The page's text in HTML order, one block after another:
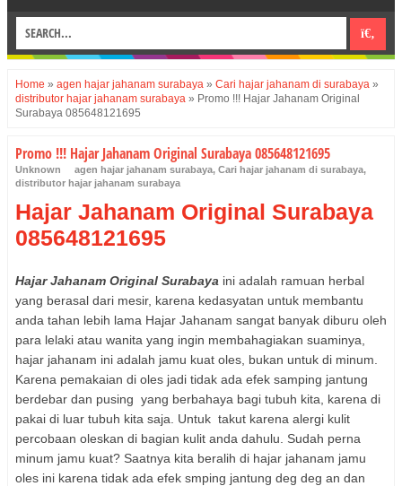
Home » agen hajar jahanam surabaya » Cari hajar jahanam di surabaya »
distributor hajar jahanam surabaya » Promo !!! Hajar Jahanam Original
Surabaya 085648121695
Promo !!! Hajar Jahanam Original Surabaya 085648121695
Unknown agen hajar jahanam surabaya, Cari hajar jahanam di surabaya,
distributor hajar jahanam surabaya
Hajar Jahanam Original Surabaya
085648121695
Hajar Jahanam Original Surabaya ini adalah ramuan herbal
yang berasal dari mesir, karena kedasyatan untuk membantu
anda tahan lebih lama Hajar Jahanam sangat banyak diburu oleh
para lelaki atau wanita yang ingin membahagiakan suaminya,
hajar jahanam ini adalah jamu kuat oles, bukan untuk di minum.
Karena pemakaian di oles jadi tidak ada efek samping jantung
berdebar dan pusing yang berbahaya bagi tubuh kita, karena di
pakai di luar tubuh kita saja. Untuk takut karena alergi kulit
percobaan oleskan di bagian kulit anda dahulu. Sudah perna
minum jamu kuat? Saatnya kita beralih di hajar jahanam jamu
oles ini karena tidak ada efek smping jantung deg deg an dan